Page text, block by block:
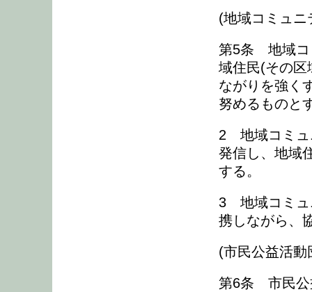
(地域コミュ
第5条 地域コ
域住民(その区
ながりを強く
努めるものと
2 地域コミュ
発信し、地域
する。
3 地域コミュ
携しながら、
(市民公益活動
第6条 市民公